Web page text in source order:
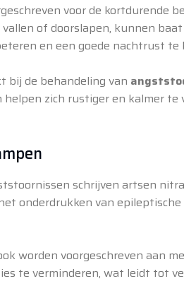
voor de kortdurende
of doorslapen, kunnen
en een goede nachtrust te
bij de behandeling van
zich rustiger en kalmer
schrijven artsen
onderdrukken van
worden voorgeschreven aan
te verminderen, wat leidt tot